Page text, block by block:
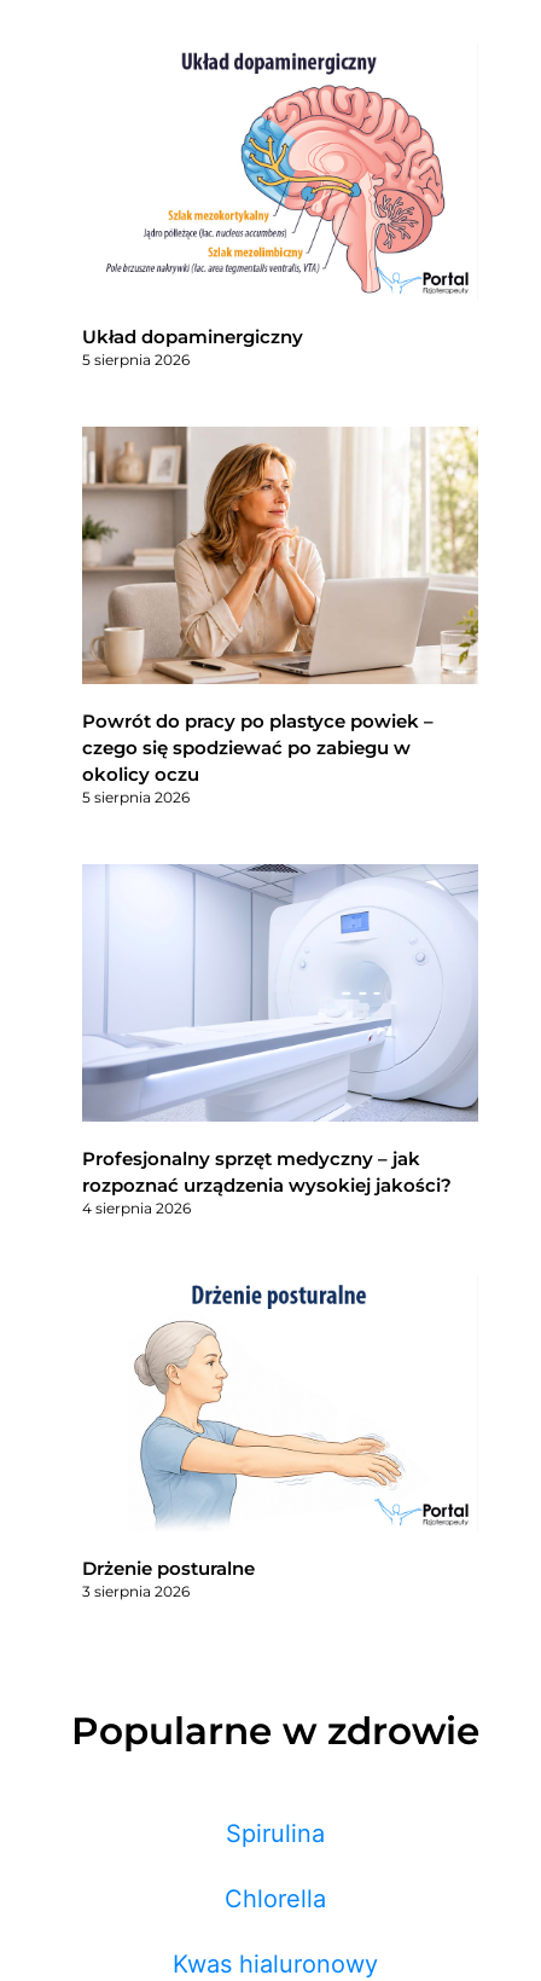
Układ dopaminergiczny
5 sierpnia 2026
Powrót do pracy po plastyce powiek –
czego się spodziewać po zabiegu w
okolicy oczu
5 sierpnia 2026
Profesjonalny sprzęt medyczny – jak
rozpoznać urządzenia wysokiej jakości?
4 sierpnia 2026
Drżenie posturalne
3 sierpnia 2026
Popularne w zdrowie
Spirulina
Chlorella
Kwas hialuronowy